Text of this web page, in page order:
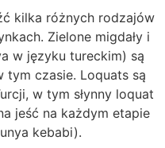
kilka różnych rodzajów
Zielone migdały i
w języku tureckim) są
tym czasie. Loquats są
w tym słynny loquat
jeść na każdym etapie
kebabi).